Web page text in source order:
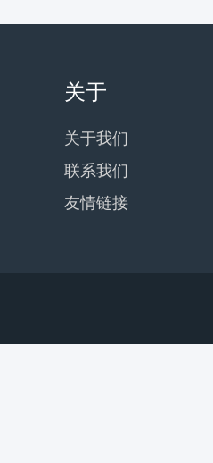
关于
关于我们
联系我们
友情链接